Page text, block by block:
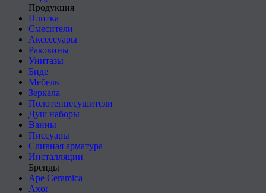
Продукция
Плитка
Смесители
Аксессуары
Раковины
Унитазы
Биде
Мебель
Зеркала
Полотенцесушители
Душ наборы
Ванны
Писсуары
Сливная арматура
Инсталляции
Бренды
Ape Ceramica
Axor